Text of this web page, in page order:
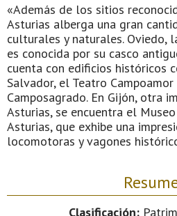
«Además de los sitios
Asturias alberga una gran
culturales y naturales. Oviedo,
es conocida por su casco
cuenta con edificios históricos
Salvador, el Teatro
Camposagrado. En Gijón, otra
Asturias, se encuentra el
Asturias, que exhibe una
locomotoras y vagones
Clasificación: